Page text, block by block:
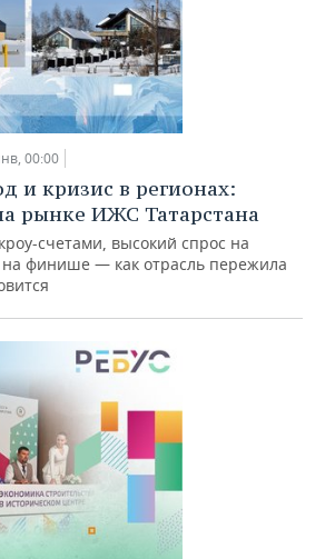
00:00
и кризис в регионах:
рынке ИЖС Татарстана
счетами, высокий спрос на
на финише — как отрасль пережила